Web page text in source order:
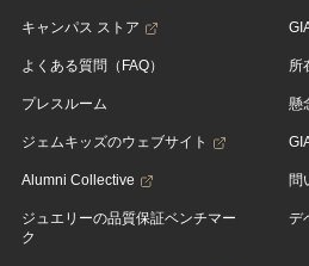
キャンパス ストア
よくある質問（FAQ）
プレスルーム
ジェムキッズのウェブサイト
Alumni Collective
ジュエリーの品質保証ベンチマー
ク
所
懸
問
デ